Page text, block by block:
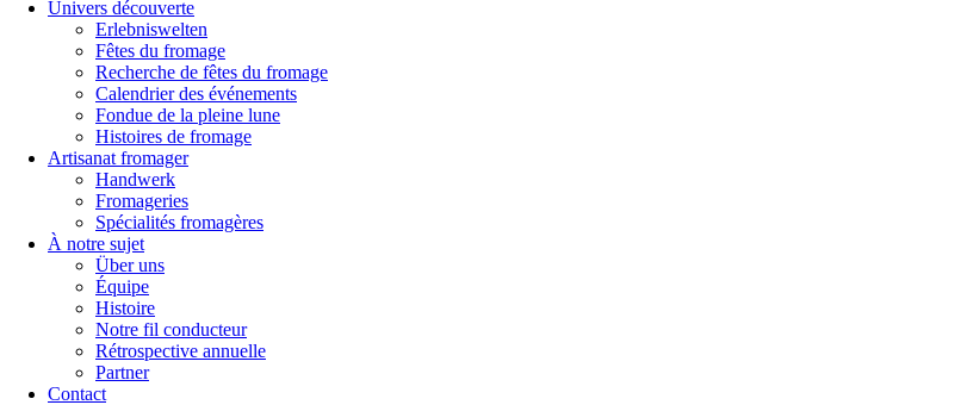
Univers découverte
Erlebniswelten
Fêtes du fromage
Recherche de fêtes du fromage
Calendrier des événements
Fondue de la pleine lune
Histoires de fromage
Artisanat fromager
Handwerk
Fromageries
Spécialités fromagères
À notre sujet
Über uns
Équipe
Histoire
Notre fil conducteur
Rétrospective annuelle
Partner
Contact